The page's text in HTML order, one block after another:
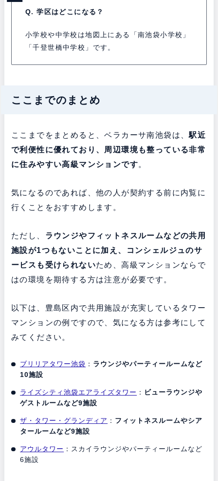
Q. 学区はどこになる？
小学校や中学校は地図上にある「南池袋小学校」
「千登世橋中学校」です。
ここまでのまとめ
ここまでをまとめると、ベラカーサ南池袋は、駅近
で利便性に優れており、周辺環境も整っている非常
に住みやすい高級マンションです。
気になるのであれば、他の人が契約する前に内覧に
行くことをおすすめします。
ただし、 ラウンジやフィットネスルームなどの共用
施設が1つもないことに加え、コンシェルジュのサ
ービスも受けられないため、高級マンションならで
はの環境を期待する方は注意が必要です。
以下は、豊島区内で共用施設が充実しているタワー
マンションの例ですので、気になる方は参考にして
みてください。
ブリリアタワー池袋 ： ラウンジやパーティールームなど
10施設
ライズシティ池袋エアライズタワー ： ビューラウンジや
ゲストルームなど9施設
ザ・タワー・グランディア ： フィットネスルームやシア
タールームなど9施設
アウルタワー ：スカイラウンジやパーティールームなど
6施設